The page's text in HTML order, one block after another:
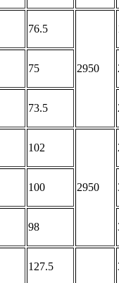
76.5
2950
75
73.5
102
2950
100
98
127.5